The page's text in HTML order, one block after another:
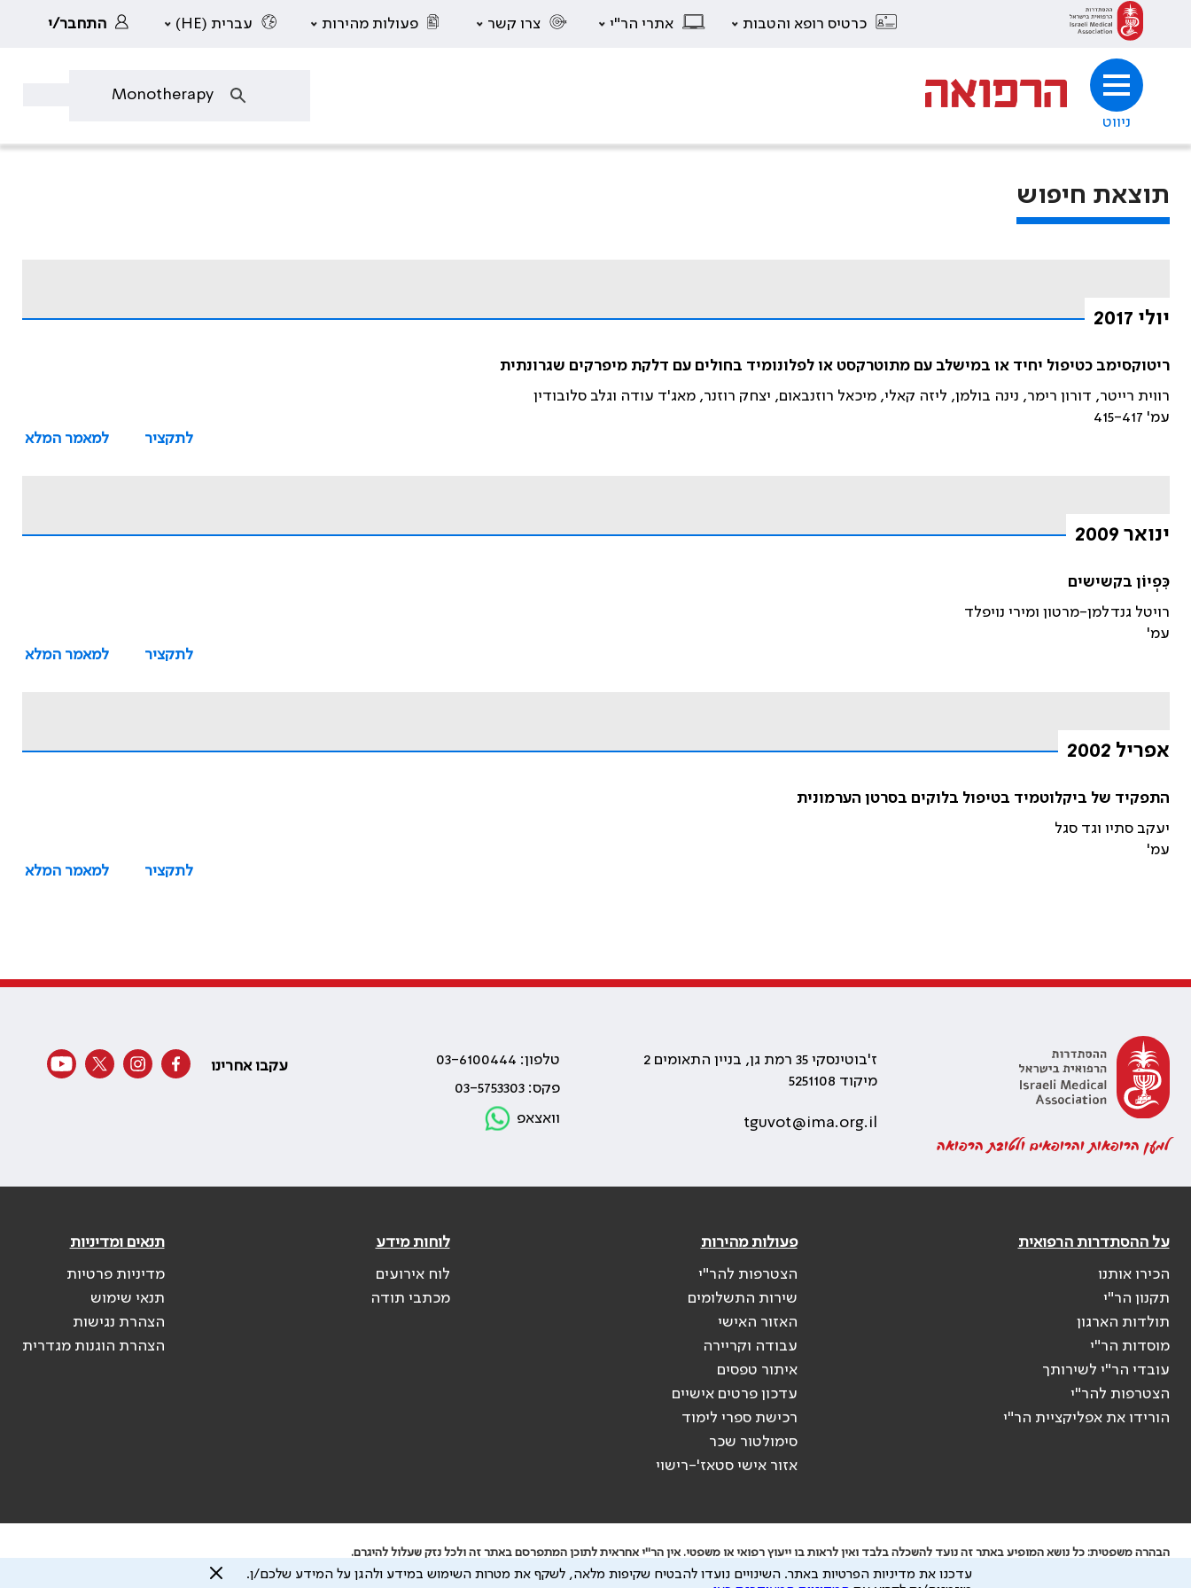
כרטיס רופא והטבות אתרי הר"י צרו קשר פעולות מהירות עברית (HE) התחבר/י
ניווט
תוצאת חיפוש
יולי 2017
ריטוקסימב כטיפול יחיד או במישלב עם מתוטרקסט או לפלונומיד בחולים עם דלקת מיפרקים שגרונתית
רווית רייטר, דורון רימר, נינה בולמן, ליזה קאלי, מיכאל רוזנבאום, יצחק רוזנר, מאג'ד עודה וגלב סלובודין
עמ' 415-417
לתקציר
למאמר המלא
ינואר 2009
כִּפְיוֹן בקשישים
רויטל גנדלמן-מרטון ומירי נויפלד
עמ'
לתקציר
למאמר המלא
אפריל 2002
התפקיד של ביקלוטמיד בטיפול בלוקים בסרטן הערמונית
יעקב סתיו וגד סגל
עמ'
לתקציר
למאמר המלא
למען הרופאות והרופאים ולטובת הרפואה
ז'בוטינסקי 35 רמת גן, בניין התאומים 2
מיקוד 5251108
tguvot@ima.org.il
טלפון: 03-6100444
פקס: 03-5753303
וואצאפ
עקבו אחרינו
על ההסתדרות הרפואית
הכירו אותנו
תקנון הר"י
תולדות הארגון
מוסדות הר"י
עובדי הר"י לשירותך
הצטרפות להר"י
הורידו את אפליקציית הר"י
פעולות מהירות
הצטרפות להר"י
שירות התשלומים
האזור האישי
עבודה וקריירה
איתור טפסים
עדכון פרטים אישיים
רכישת ספרי לימוד
סימולטור שכר
אזור אישי סטאז'-רישוי
לוחות מידע
לוח אירועים
מכתבי תודה
תנאים ומדיניות
מדיניות פרטיות
תנאי שימוש
הצהרת נגישות
הצהרת הוגנות מגדרית
הבהרה משפטית: כל נושא המופיע באתר זה נועד להשכלה בלבד ואין לראות בו ייעוץ רפואי או משפטי. אין הר"י אחראית לתוכן המתפרסם באתר זה ולכל נזק שעלול להיגרם.
ידוע לי שהר"י אוספת ושומרת מידע אישי לצורך מתן השרות וכי חלק ממנו עשוי להיות מועבר לצדדים שלישיים, הכל בכפוף למדיניות הפרטיותול תנאי השימוש עדכנו את מדיניות הפרטיות באתר. השינויים נועדו להבטיח שקיפות מלאה, לשקף את מטרות השימוש במידע ולהגן על המידע שלכם/ן.